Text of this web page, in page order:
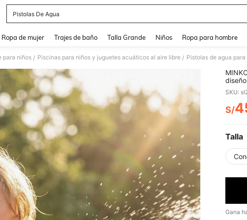
Pistolas De Agua
Ropa de mujer Trajes de baño Talla Grande Niños Ropa para hombre
para niños / Piscinas para niños y juguetes acuáticos al aire libre / Pistolas de agua para
Día
SKU:
S/
Talla
Gana